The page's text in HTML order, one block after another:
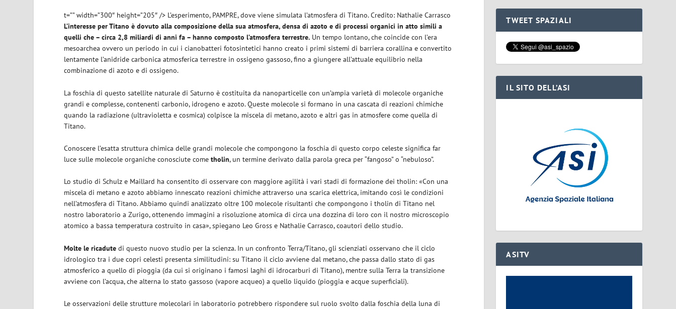
t=”” width=”300″ height=”205″ /> L’esperimento, PAMPRE, dove viene simulata l’atmosfera di Titano. Credito: Nathalie Carrasco
L’interesse per Titano è dovuto alla composizione della sua atmosfera, densa di azoto e di processi organici in atto simili a
quelli che – circa 2,8 miliardi di anni fa – hanno composto l’atmosfera terrestre. Un tempo lontano, che coincide con l’era
mesoarchea ovvero un periodo in cui i cianobatteri fotosintetici hanno creato i primi sistemi di barriera corallina e convertito
lentamente l’anidride carbonica atmosferica terrestre in ossigeno gassoso, fino a giungere all’attuale equilibrio nella
combinazione di azoto e di ossigeno.
La foschia di questo satellite naturale di Saturno è costituita da nanoparticelle con un’ampia varietà di molecole organiche
grandi e complesse, contenenti carbonio, idrogeno e azoto. Queste molecole si formano in una cascata di reazioni chimiche
quando la radiazione (ultravioletta e cosmica) colpisce la miscela di metano, azoto e altri gas in atmosfere come quella di
Titano.
Conoscere l’esatta struttura chimica delle grandi molecole che compongono la foschia di questo corpo celeste significa far
luce sulle molecole organiche conosciute cometholin, un termine derivato dalla parola greca per “fangoso” o “nebuloso”.
Lo studio di Schulz e Maillard ha consentito di osservare con maggiore agilità i vari stadi di formazione dei tholin: «Con una
miscela di metano e azoto abbiamo innescato reazioni chimiche attraverso una scarica elettrica, imitando così le condizioni
nell’atmosfera di Titano. Abbiamo quindi analizzato oltre 100 molecole risultanti che compongono i tholin di Titano nel
nostro laboratorio a Zurigo, ottenendo immagini a risoluzione atomica di circa una dozzina di loro con il nostro microscopio
atomico a bassa temperatura costruito in casa», spiegano Leo Gross e Nathalie Carrasco, coautori dello studio.
Molte le ricadute di questo nuovo studio per la scienza. In un confronto Terra/Titano, gli scienziati osservano che il ciclo
idrologico tra i due copri celesti presenta similitudini: su Titano il ciclo avviene dal metano, che passa dallo stato di gas
atmosferico a quello di pioggia (da cui si originano i famosi laghi di idrocarburi di Titano), mentre sulla Terra la transizione
avviene con l’acqua, che alterna lo stato gassoso (vapore acqueo) a quello liquido (pioggia e acque superficiali).
Le osservazioni delle strutture molecolari in laboratorio potrebbero rispondere sul ruolo svolto dalla foschia della luna di
TWEET SPAZIALI
IL SITO DELL’ASI
ASITV